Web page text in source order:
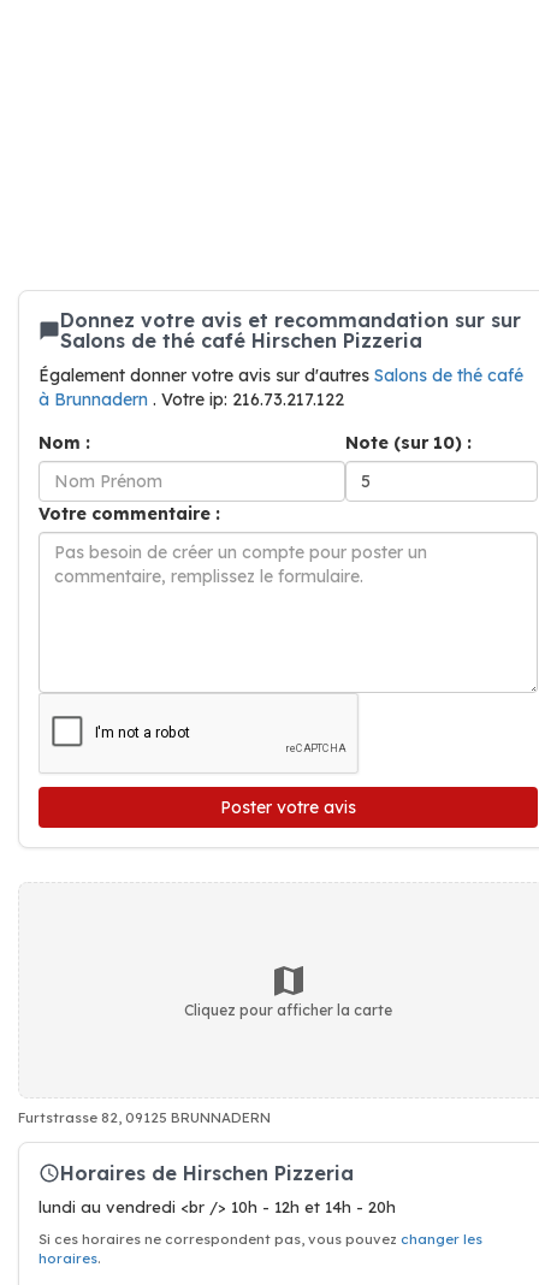
Donnez votre avis et recommandation sur sur
Salons de thé café Hirschen Pizzeria
Également donner votre avis sur d'autres Salons de thé café
à Brunnadern . Votre ip: 216.73.217.122
Nom :
Note (sur 10) :
Votre commentaire :
Poster votre avis
Cliquez pour afficher la carte
Furtstrasse 82, 09125 BRUNNADERN
Horaires de Hirschen Pizzeria
lundi au vendredi <br /> 10h - 12h et 14h - 20h
Si ces horaires ne correspondent pas, vous pouvez changer les
horaires.